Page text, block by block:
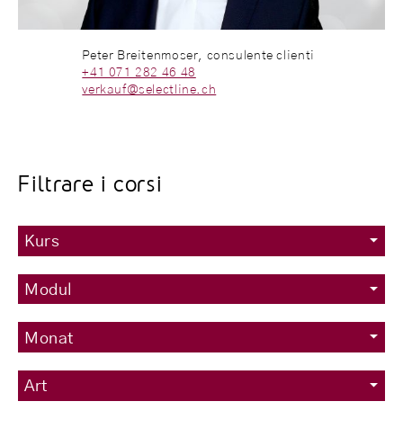
Peter Breitenmoser, consulente clienti
+41 071 282 46 48
verkauf@selectline.ch
Filtrare i corsi
Kurs
Modul
Monat
Art